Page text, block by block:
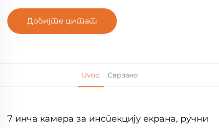
Добијте цитат
Uvod Сврзано
7 инча камера за инспекцију екрана, ручни